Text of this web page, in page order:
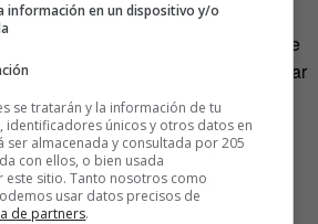
contradicción: «los adalides de la
tener audiencias de cientos de
de personas y se quejan de estar
silenciados».
información en un dispositivo y/o
se tratarán y la información de tu
identificadores únicos y otros datos en
almacenada y consultada por 205
con ellos, o bien usada
este sitio. Tanto nosotros como
usar datos precisos de
de partners.